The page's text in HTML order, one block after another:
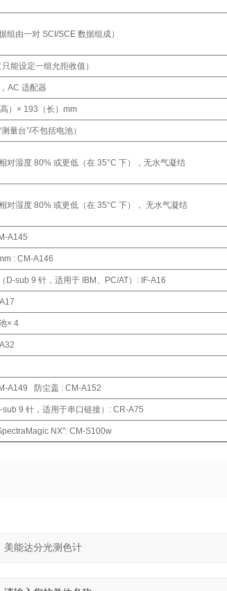
组由一对 SCI/SCE 数据组成）
能设定一组允拒收值）
AC 适配器
）× 193（长）mm
量台”/不包括电池）
对湿度 80% 或更低（在 35°C 下），无水气凝结
对湿度 80% 或更低（在 35°C 下）， 无水气凝结
A145
: CM-A146
D-sub 9 针，适用于 IBM、PC/AT）: IF-A16
× 4
A149 防尘盖 : CM-A152
9 针，适用于串口链接）: CR-A75
NX”: CM-S100w